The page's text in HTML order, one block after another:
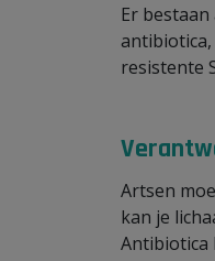
Er
antibiotica,
resistente
Artsen
kan je
Antibiotica